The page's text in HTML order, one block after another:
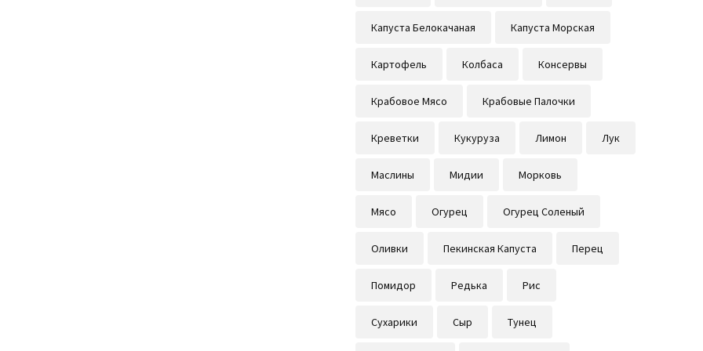
Капуста Белокачаная Капуста Морская
Картофель Колбаса Консервы
Крабовое Мясо Крабовые Палочки
Креветки Кукуруза Лимон Лук
Маслины Мидии Морковь
Мясо Огурец Огурец Соленый
Оливки Пекинская Капуста Перец
Помидор Редька Рис
Сухарики Сыр Тунец